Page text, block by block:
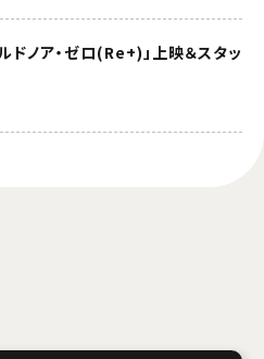
ノア・ゼロ(Re+)」上映＆スタッ